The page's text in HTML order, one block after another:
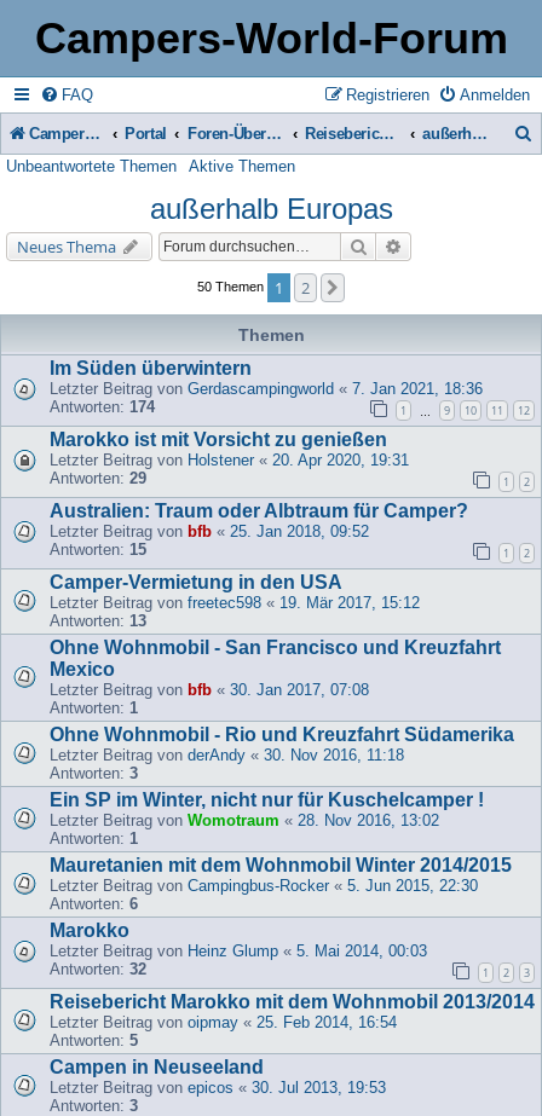
Campers-World-Forum
FAQ Anmelden
Registrieren
Campers-World-Forum Portal Foren-Übersicht Reiseberichte & Reisetipps, Stell- & Campingplätze außerhalb Europas
Unbeantwortete Themen Aktive Themen
außerhalb Europas
Neues Thema Suche
50 Themen 1 2
Themen
Im Süden überwintern
Letzter Beitrag von Gerdascampingworld « 7. Jan 2021, 18:36
Antworten: 174 1 9 10 11 12
Marokko ist mit Vorsicht zu genießen
Letzter Beitrag von Holstener « 20. Apr 2020, 19:31
Antworten: 29 1 2
Australien: Traum oder Albtraum für Camper?
Letzter Beitrag von bfb « 25. Jan 2018, 09:52
Antworten: 15 1 2
Camper-Vermietung in den USA
Letzter Beitrag von freetec598 « 19. Mär 2017, 15:12
Antworten: 13
Ohne Wohnmobil - San Francisco und Kreuzfahrt
Mexico
Letzter Beitrag von bfb « 30. Jan 2017, 07:08
Antworten: 1
Ohne Wohnmobil - Rio und Kreuzfahrt Südamerika
Letzter Beitrag von derAndy « 30. Nov 2016, 11:18
Antworten: 3
Ein SP im Winter, nicht nur für Kuschelcamper !
Letzter Beitrag von Womotraum « 28. Nov 2016, 13:02
Antworten: 1
Mauretanien mit dem Wohnmobil Winter 2014/2015
Letzter Beitrag von Campingbus-Rocker « 5. Jun 2015, 22:30
Antworten: 6
Marokko
Letzter Beitrag von Heinz Glump « 5. Mai 2014, 00:03
Antworten: 32 1 2 3
Reisebericht Marokko mit dem Wohnmobil 2013/2014
Letzter Beitrag von oipmay « 25. Feb 2014, 16:54
Antworten: 5
Campen in Neuseeland
Letzter Beitrag von epicos « 30. Jul 2013, 19:53
Antworten: 3